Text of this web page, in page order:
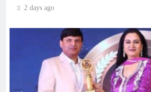
2 days ago